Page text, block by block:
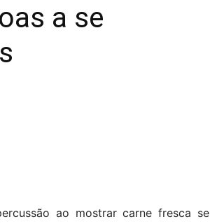
a se
ao mostrar carne fresca se